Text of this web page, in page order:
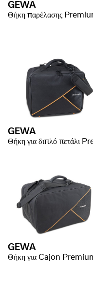
GEWA
Θήκη παρέλασης
GEWA
GEWA
Θήκη για Cajon